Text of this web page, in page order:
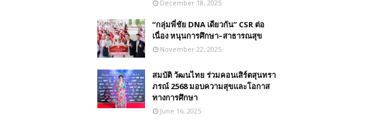
December 18, 2025
“กลุ่มพี่ชัย DNA เดียวกัน” CSR ต่อ
เนื่อง หนุนการศึกษา–สาธารณสุข
November 22, 2025
สมบัติ วัฒนไทย ร่วมคอนเสิร์ตสุนทรา
ภรณ์ 2568 มอบความสุขและโอกาส
ทางการศึกษา
June 16, 2025